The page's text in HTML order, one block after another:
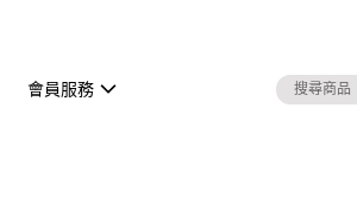
會員服務